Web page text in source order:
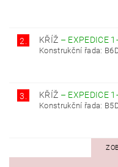
2. KŘÍŽ – EXPEDICE
Konstrukční řada:
3. KŘÍŽ – EXPEDICE
Konstrukční řada: